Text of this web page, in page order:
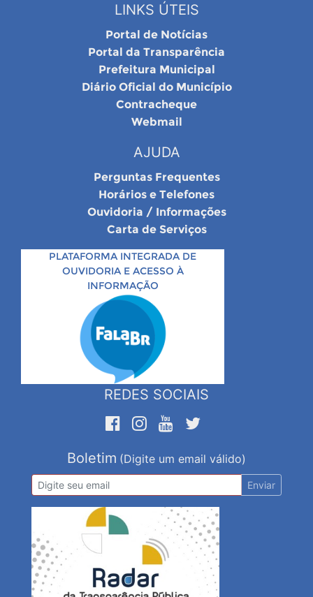
LINKS ÚTEIS
Portal de Notícias
Portal da Transparência
Prefeitura Municipal
Diário Oficial do Município
Contracheque
Webmail
AJUDA
Perguntas Frequentes
Horários e Telefones
Ouvidoria / Informações
Carta de Serviços
PLATAFORMA INTEGRADA DE
OUVIDORIA E ACESSO À
INFORMAÇÃO
REDES SOCIAIS
Boletim (Digite um email válido)
Enviar